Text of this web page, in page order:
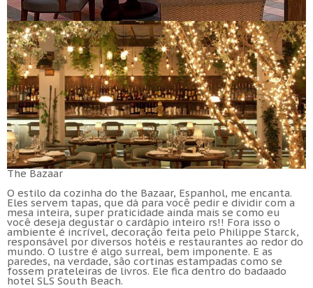
The Bazaar
O estilo da cozinha do the Bazaar, Espanhol, me encanta.
Eles servem tapas, que dá para você pedir e dividir com a
mesa inteira, super praticidade ainda mais se como eu
você deseja degustar o cardápio inteiro rs!! Fora isso o
ambiente é incrível, decoração feita pelo Philippe Starck,
responsável por diversos hotéis e restaurantes ao redor do
mundo. O lustre é algo surreal, bem imponente. E as
paredes, na verdade, são cortinas estampadas como se
fossem prateleiras de livros. Ele fica dentro do badaado
hotel SLS South Beach.